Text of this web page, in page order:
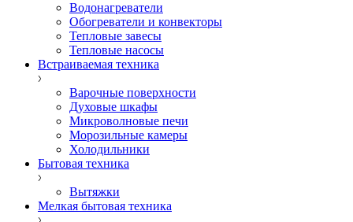
Водонагреватели
Обогреватели и конвекторы
Тепловые завесы
Тепловые насосы
Встраиваемая техника
Варочные поверхности
Духовые шкафы
Микроволновые печи
Морозильные камеры
Холодильники
Бытовая техника
Вытяжки
Мелкая бытовая техника